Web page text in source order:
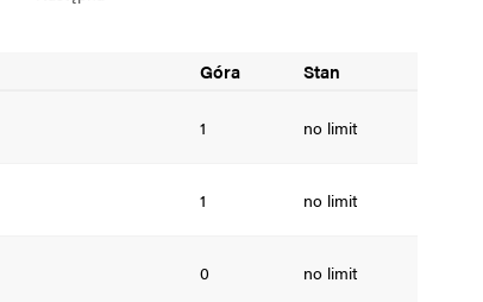
Góra Stan
1 no limit
1 no limit
0 no limit